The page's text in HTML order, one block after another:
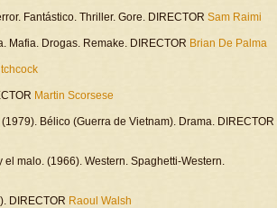
Fantástico. Thriller. Gore. DIRECTOR Sam Raimi
Mafia. Drogas. Remake. DIRECTOR Brian De Palma
Martin Scorsese
Bélico (Guerra de Vietnam). Drama. DIRECTOR
malo. (1966). Western. Spaghetti-Western.
DIRECTOR Raoul Walsh